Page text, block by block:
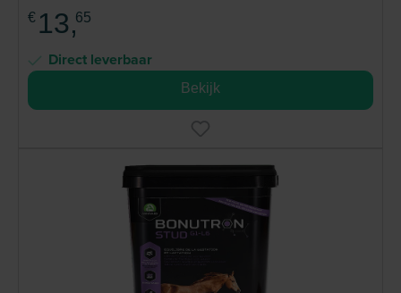
€ 13,65
Direct leverbaar
Bekijk